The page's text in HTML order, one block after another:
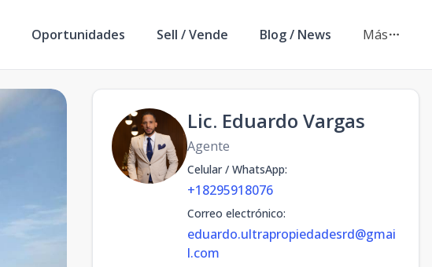
Oportunidades Sell / Vende Blog / News Más
Lic. Eduardo Vargas
Agente
Celular / WhatsApp:
+18295918076
Correo electrónico:
eduardo.ultrapropiedadesrd@gmai
l.com